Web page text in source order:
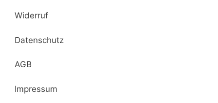
Widerruf
Datenschutz
AGB
Impressum